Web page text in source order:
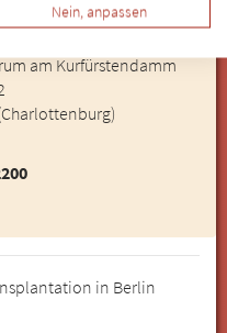
am Kurfürstendamm
in Berlin
Nein, anpassen